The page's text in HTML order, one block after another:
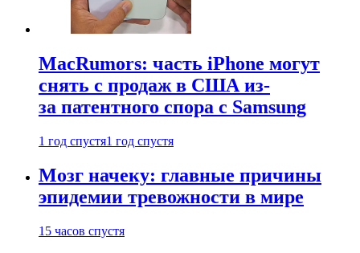
MacRumors: часть iPhone могут
снять с продаж в США из-
за патентного спора с Samsung
1 год спустя1 год спустя
Мозг начеку: главные причины
эпидемии тревожности в мире
15 часов спустя